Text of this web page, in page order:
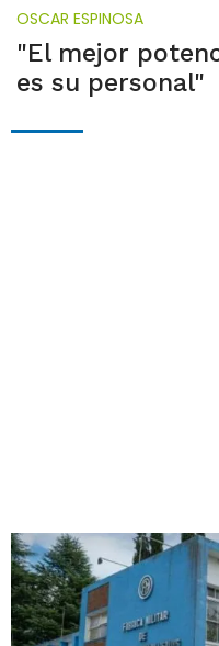
OSCAR ESPINOSA
"El mejor
es su personal"